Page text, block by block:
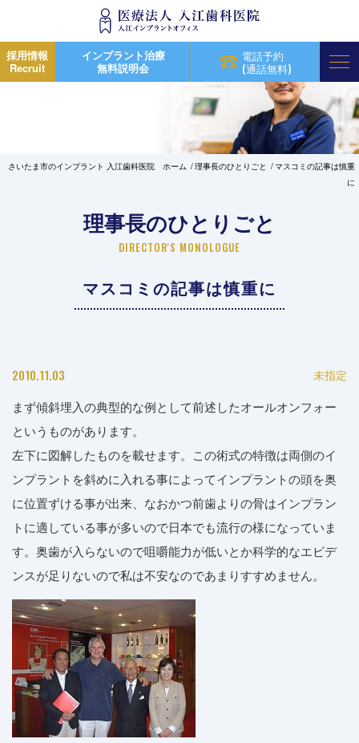
採用情報
Recruit
インプラント治療
無料説明会
電話予約
(通話無料)
さいたま市のインプラント 入江歯科医院 ホーム 理事長のひとりごと
マスコミの記事は慎重
に
理事長のひとりごと
DIRECTOR'S MONOLOGUE
マスコミの記事は慎重に
2010.11.03 未指定
まず傾斜埋入の典型的な例として前述したオールオンフォー
というものがあります。
左下に図解したものを載せます。この術式の特徴は両側のイ
ンプラントを斜めに入れる事によってインプラントの頭を奥
に位置ずける事が出来、なおかつ前歯よりの骨はインプラン
トに適している事が多いので日本でも流行の様になっていま
す。奥歯が入らないので咀嚼能力が低いとか科学的なエビデ
ンスが足りないので私は不安なのであまりすすめません。